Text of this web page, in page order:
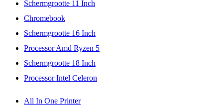
Schermgrootte 11 Inch
Chromebook
Schermgrootte 16 Inch
Processor Amd Ryzen 5
Schermgrootte 18 Inch
Processor Intel Celeron
All In One Printer